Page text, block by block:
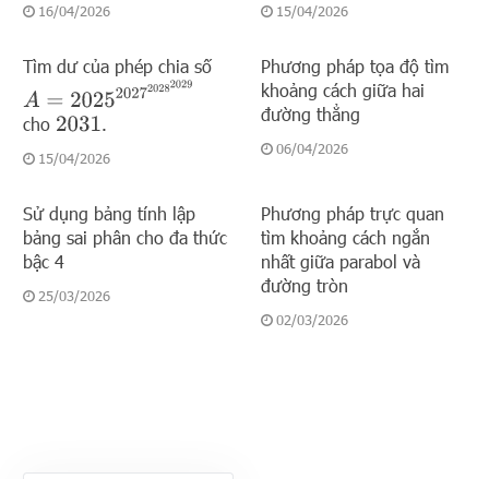
16/04/2026 15/04/2026
Tìm dư của phép chia số
A= 2025202720282029
cho 2031
15/04/2026
Phương pháp tọa độ tìm
khoảng cách giữa hai
đường thẳng
06/04/2026
Sử dụng bảng tính lập
bảng sai phân cho đa thức
bậc 4
25/03/2026
Phương pháp trực quan
tìm khoảng cách ngắn
nhất giữa parabol và
đường tròn
02/03/2026